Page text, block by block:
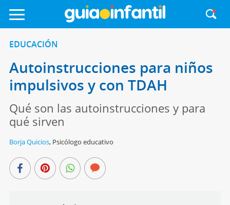
EDUCACIÓN
Autoinstrucciones para niños
impulsivos y con TDAH
Qué son las autoinstrucciones y para
qué sirven
Borja Quicios, Psicólogo educativo